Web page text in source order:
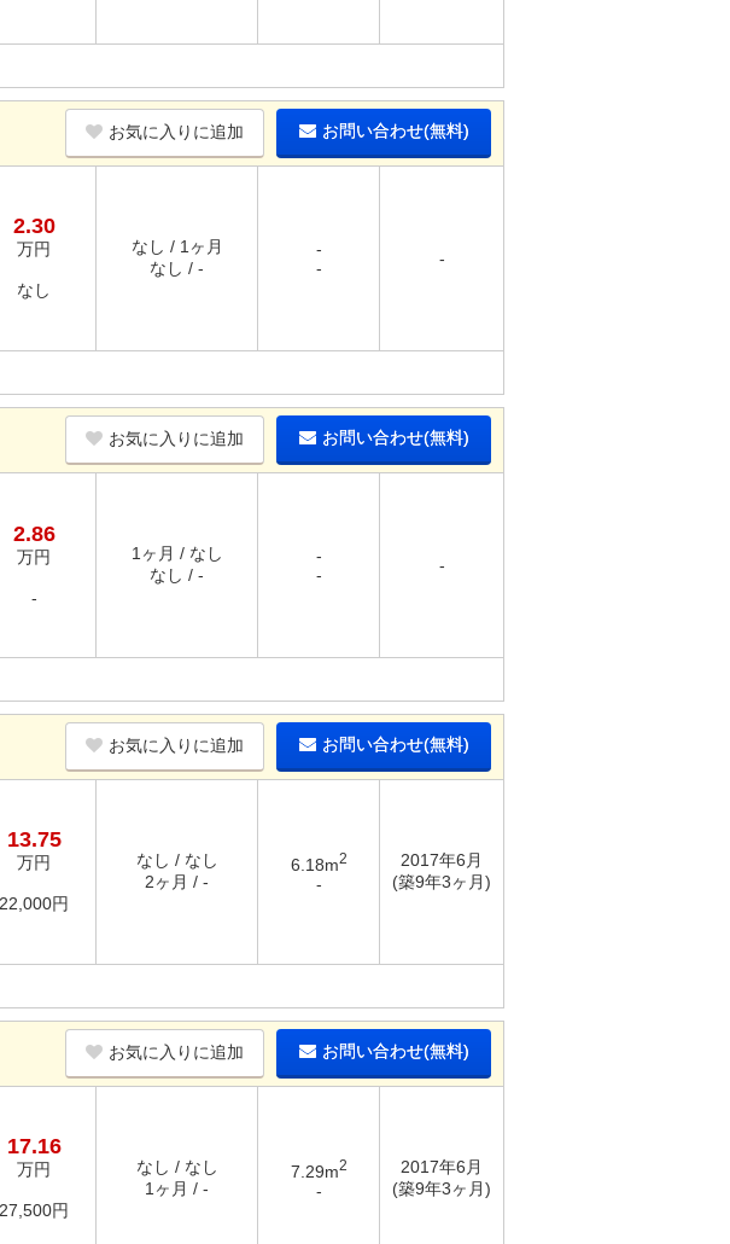
お気に入りに追加 お問い合わせ(無料)
2.30
万円
なし
なし / 1ヶ月
なし / -
-
-
-
お気に入りに追加 お問い合わせ(無料)
2.86
万円
-
1ヶ月 / なし
なし / -
-
-
-
お気に入りに追加 お問い合わせ(無料)
13.75
万円
22,000円
なし / なし
2ヶ月 / -
6.18m2
-
2017年6月
(築9年3ヶ月)
お気に入りに追加 お問い合わせ(無料)
17.16
万円
27,500円
なし / なし
1ヶ月 / -
7.29m2
-
2017年6月
(築9年3ヶ月)